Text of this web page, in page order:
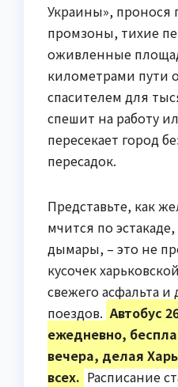
Украины», пронося
промзоны, тихие
оживленные
километрами пути
спасителем для
спешит на работу
пересекает город
пересадок.
Представьте, как
мчится по
дымары, – это не
кусочек
свежего асфальта
поездов. Автобус
ежедневно,
вечера, делая
всех. Расписание